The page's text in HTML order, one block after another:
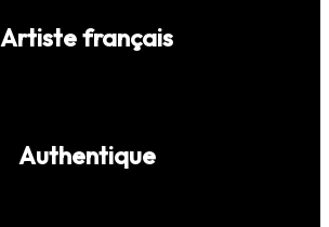
Artiste français
Authentique